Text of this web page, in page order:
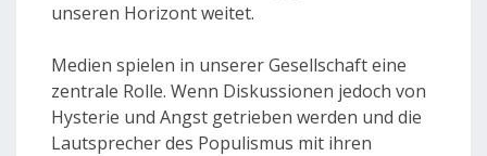
unseren Horizont weitet.
Medien spielen in unserer Gesellschaft eine
zentrale Rolle. Wenn Diskussionen jedoch von
Hysterie und Angst getrieben werden und die
Lautsprecher des Populismus mit ihren